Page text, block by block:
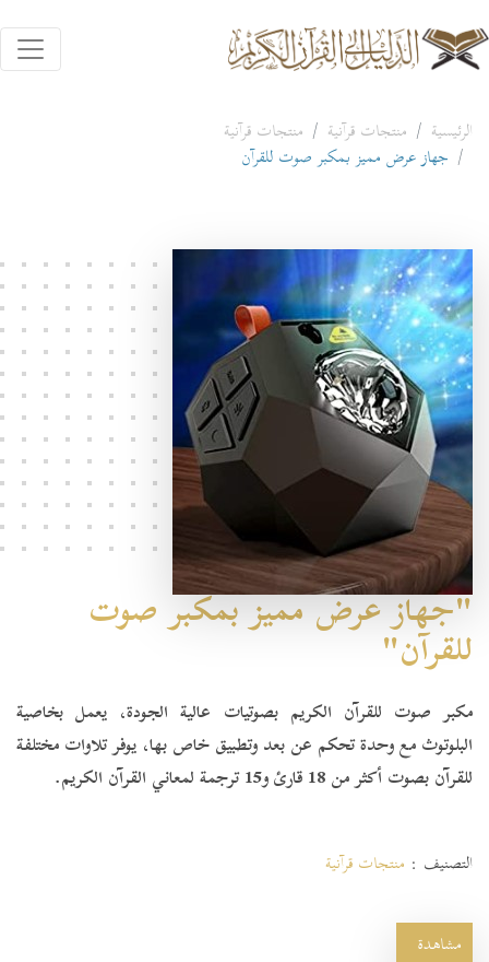
الرئيسية منتجات قرآنية
منتجات قرآنية
جهاز عرض مميز بمكبر صوت للقرآن
"جهاز عرض مميز بمكبر صوت
للقرآن"
مكبر صوت للقرآن الكريم بصوتيات عالية الجودة، يعمل بخاصية
البلوتوث مع وحدة تحكم عن بعد وتطبيق خاص بها، يوفر تلاوات مختلفة
للقرآن بصوت أكثر من 18 قارئ و15 ترجمة لمعاني القرآن الكريم.
التصنيف : منتجات قرآنية
مشاهدة